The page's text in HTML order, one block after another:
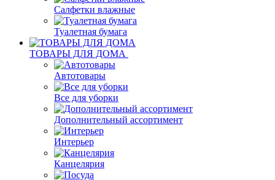
Салфетки влажные
Туалетная бумага
ТОВАРЫ ДЛЯ ДОМА
Автотовары
Все для уборки
Дополнительный ассортимент
Интерьер
Канцелярия